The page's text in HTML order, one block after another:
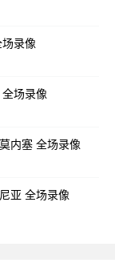
录像
场录像
内塞 全场录像
亚 全场录像